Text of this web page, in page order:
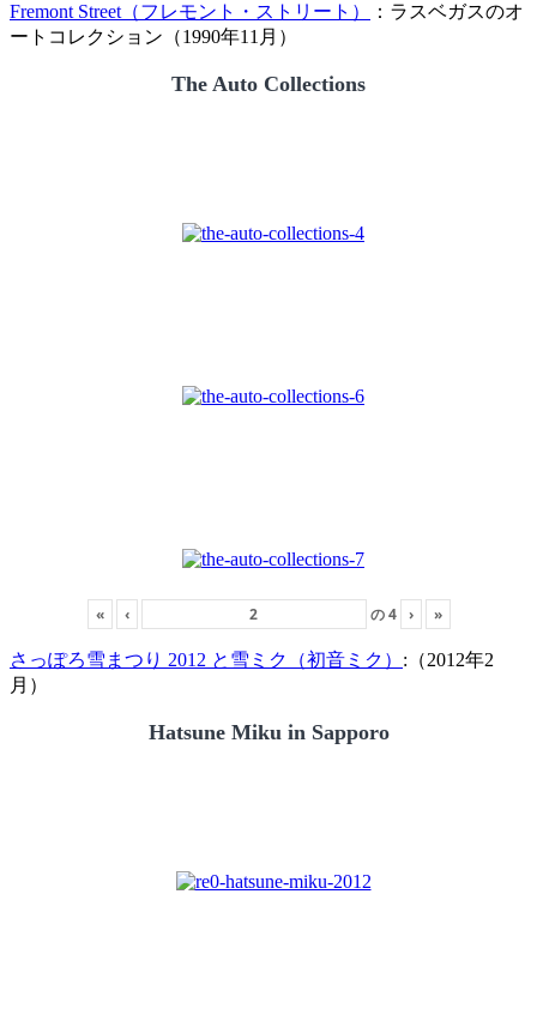
Fremont Street（フレモント・ストリート）
：ラスベガスのオ
ートコレクション（1990年11月）
The Auto Collections
« ‹ の4 › »
さっぽろ雪まつり 2012 と雪ミク（初音ミク） :（2012年2
月）
Hatsune Miku in Sapporo